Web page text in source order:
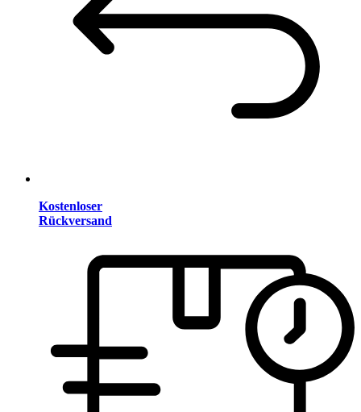
Kostenloser
Rückversand